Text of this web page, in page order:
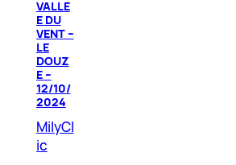
VALLE
E DU
VENT –
LE
DOUZ
E –
12/10/
2024
MilyCl
ic